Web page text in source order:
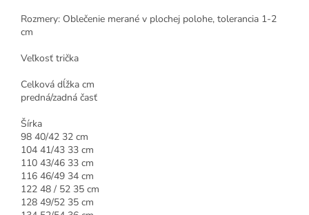
Rozmery: Oblečenie merané v plochej polohe, tolerancia 1-2
cm
Veľkosť trička
Celková dĺžka cm
predná/zadná časť
Šírka
98 40/42 32 cm
104 41/43 33 cm
110 43/46 33 cm
116 46/49 34 cm
122 48 / 52 35 cm
128 49/52 35 cm